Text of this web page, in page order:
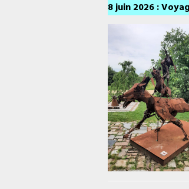
8 juin 2026 :